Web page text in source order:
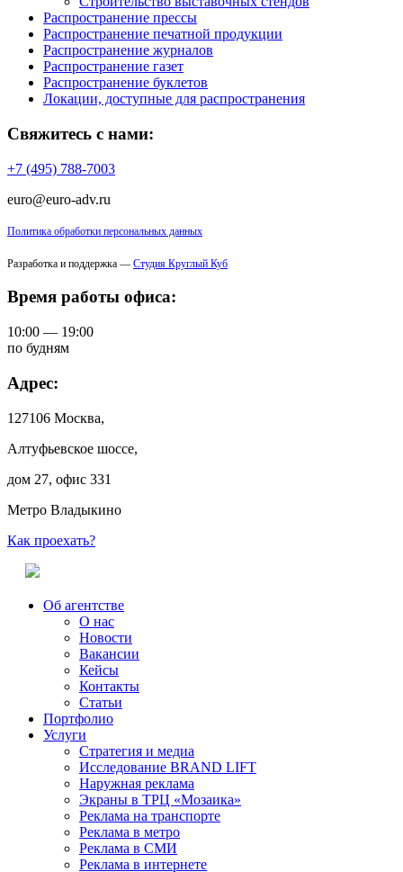
Распространение прессы
Распространение печатной продукции
Распространение журналов
Распространение газет
Распространение буклетов
Локации, доступные для распространения
Свяжитесь с нами:
+7 (495) 788-7003
euro@euro-adv.ru
Политика обработки персональных данных
Разработка и поддержка — Студия Круглый Куб
Время работы офиса:
10:00 — 19:00
по будням
Адрес:
127106 Москва,
Алтуфьевское шоссе,
дом 27, офис 331
Метро Владыкино
Как проехать?
Об агентстве
О нас
Новости
Вакансии
Кейсы
Контакты
Статьи
Портфолио
Услуги
Стратегия и медиа
Исследование BRAND LIFT
Наружная реклама
Экраны в ТРЦ «Мозаика»
Реклама на транспорте
Реклама в метро
Реклама в СМИ
Реклама в интернете